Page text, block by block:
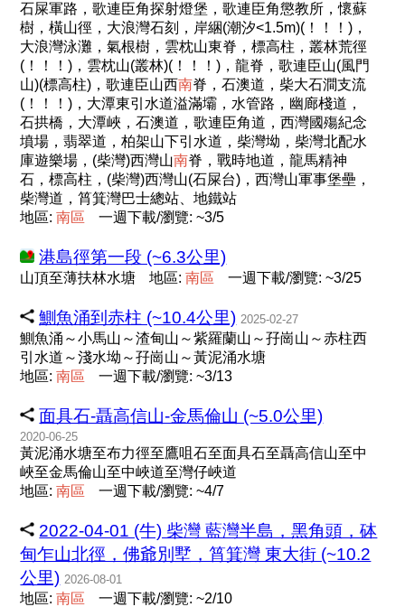
石屎軍路，歌連臣角探射燈堡，歌連臣角懲教所，懷蘇
樹，橫山徑，大浪灣石刻，岸綑(潮汐<1.5m)(！！！)，
大浪灣泳灘，氣根樹，雲枕山東脊，標高柱，叢林荒徑
(！！！)，雲枕山(叢林)(！！！)，龍脊，歌連臣山(風門
山)(標高柱)，歌連臣山西南脊，石澳道，柴大石澗支流
(！！！)，大潭東引水道溢滿壩，水管路，幽廊棧道，
石拱橋，大潭峽，石澳道，歌連臣角道，西灣國殤紀念
墳場，翡翠道，柏架山下引水道，柴灣坳，柴灣北配水
庫遊樂場，(柴灣)西灣山南脊，戰時地道，龍馬精神
石，標高柱，(柴灣)西灣山(石屎台)，西灣山軍事堡壘，
柴灣道，筲箕灣巴士總站、地鐵站
地區:南區 一週下載/瀏覽: ~3/5
港島徑第一段 (~6.3公里)
山頂至薄扶林水塘 地區:南區 一週下載/瀏覽: ~3/25
鰂魚涌到赤柱 (~10.4公里) 2025-02-27
鰂魚涌～小馬山～渣甸山～紫羅蘭山～孖崗山～赤柱西
引水道～淺水坳～孖崗山～黃泥涌水塘
地區:南區 一週下載/瀏覽: ~3/13
面具石-聶高信山-金馬倫山 (~5.0公里)
2020-06-25
黃泥涌水塘至布力徑至鷹咀石至面具石至聶高信山至中
峽至金馬倫山至中峽道至灣仔峽道
地區:南區 一週下載/瀏覽: ~4/7
2022-04-01 (牛) 柴灣 藍灣半島，黑角頭，砵
甸乍山北徑，佛爺別墅，筲箕灣 東大街 (~10.2
公里) 2026-08-01
地區:南區 一週下載/瀏覽: ~2/10